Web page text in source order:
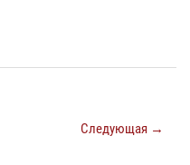
Следующая →